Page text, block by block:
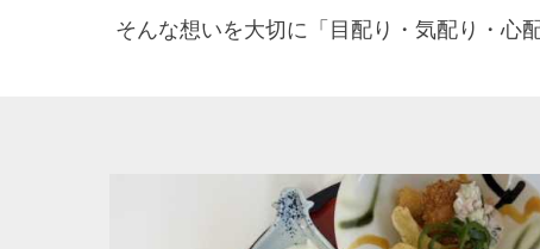
そんな想いを大切に「目配り・気配り・心